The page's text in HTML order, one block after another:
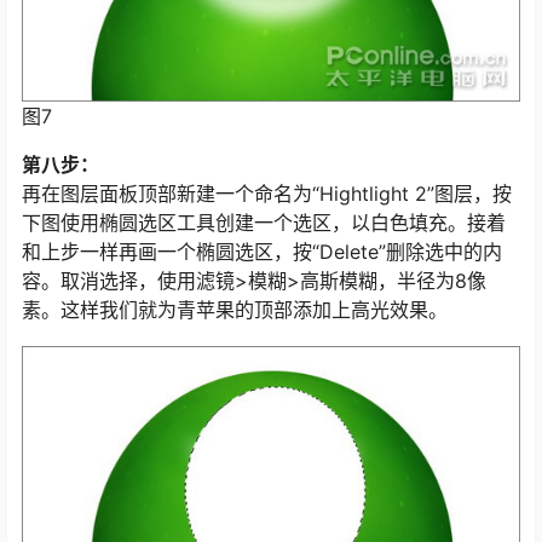
图7
第八步：
再在图层面板顶部新建一个命名为“Hightlight 2”图层，按
下图使用椭圆选区工具创建一个选区，以白色填充。接着
和上步一样再画一个椭圆选区，按“Delete”删除选中的内
容。取消选择，使用滤镜>模糊>高斯模糊，半径为8像
素。这样我们就为青苹果的顶部添加上高光效果。